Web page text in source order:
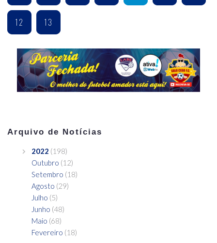
12 13
Arquivo de Notícias
2022 (198)
Outubro (12)
Setembro (18)
Agosto (29)
Julho (5)
Junho (48)
Maio (68)
Fevereiro (18)